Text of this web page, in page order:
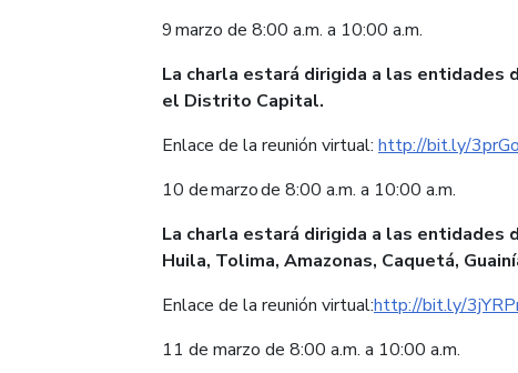
9 marzo de 8:00 a.m. a 10:00 a.m.
La charla estará dirigida a las entidades
el Distrito Capital.
Enlace de la reunión virtual: http://bit.ly/
10 de marzo de 8:00 a.m. a 10:00 a.m.
La charla estará dirigida a las entidades
Huila, Tolima, Amazonas, Caquetá,
Enlace de la reunión virtual:http://bit.ly/
11 de marzo de 8:00 a.m. a 10:00 a.m.